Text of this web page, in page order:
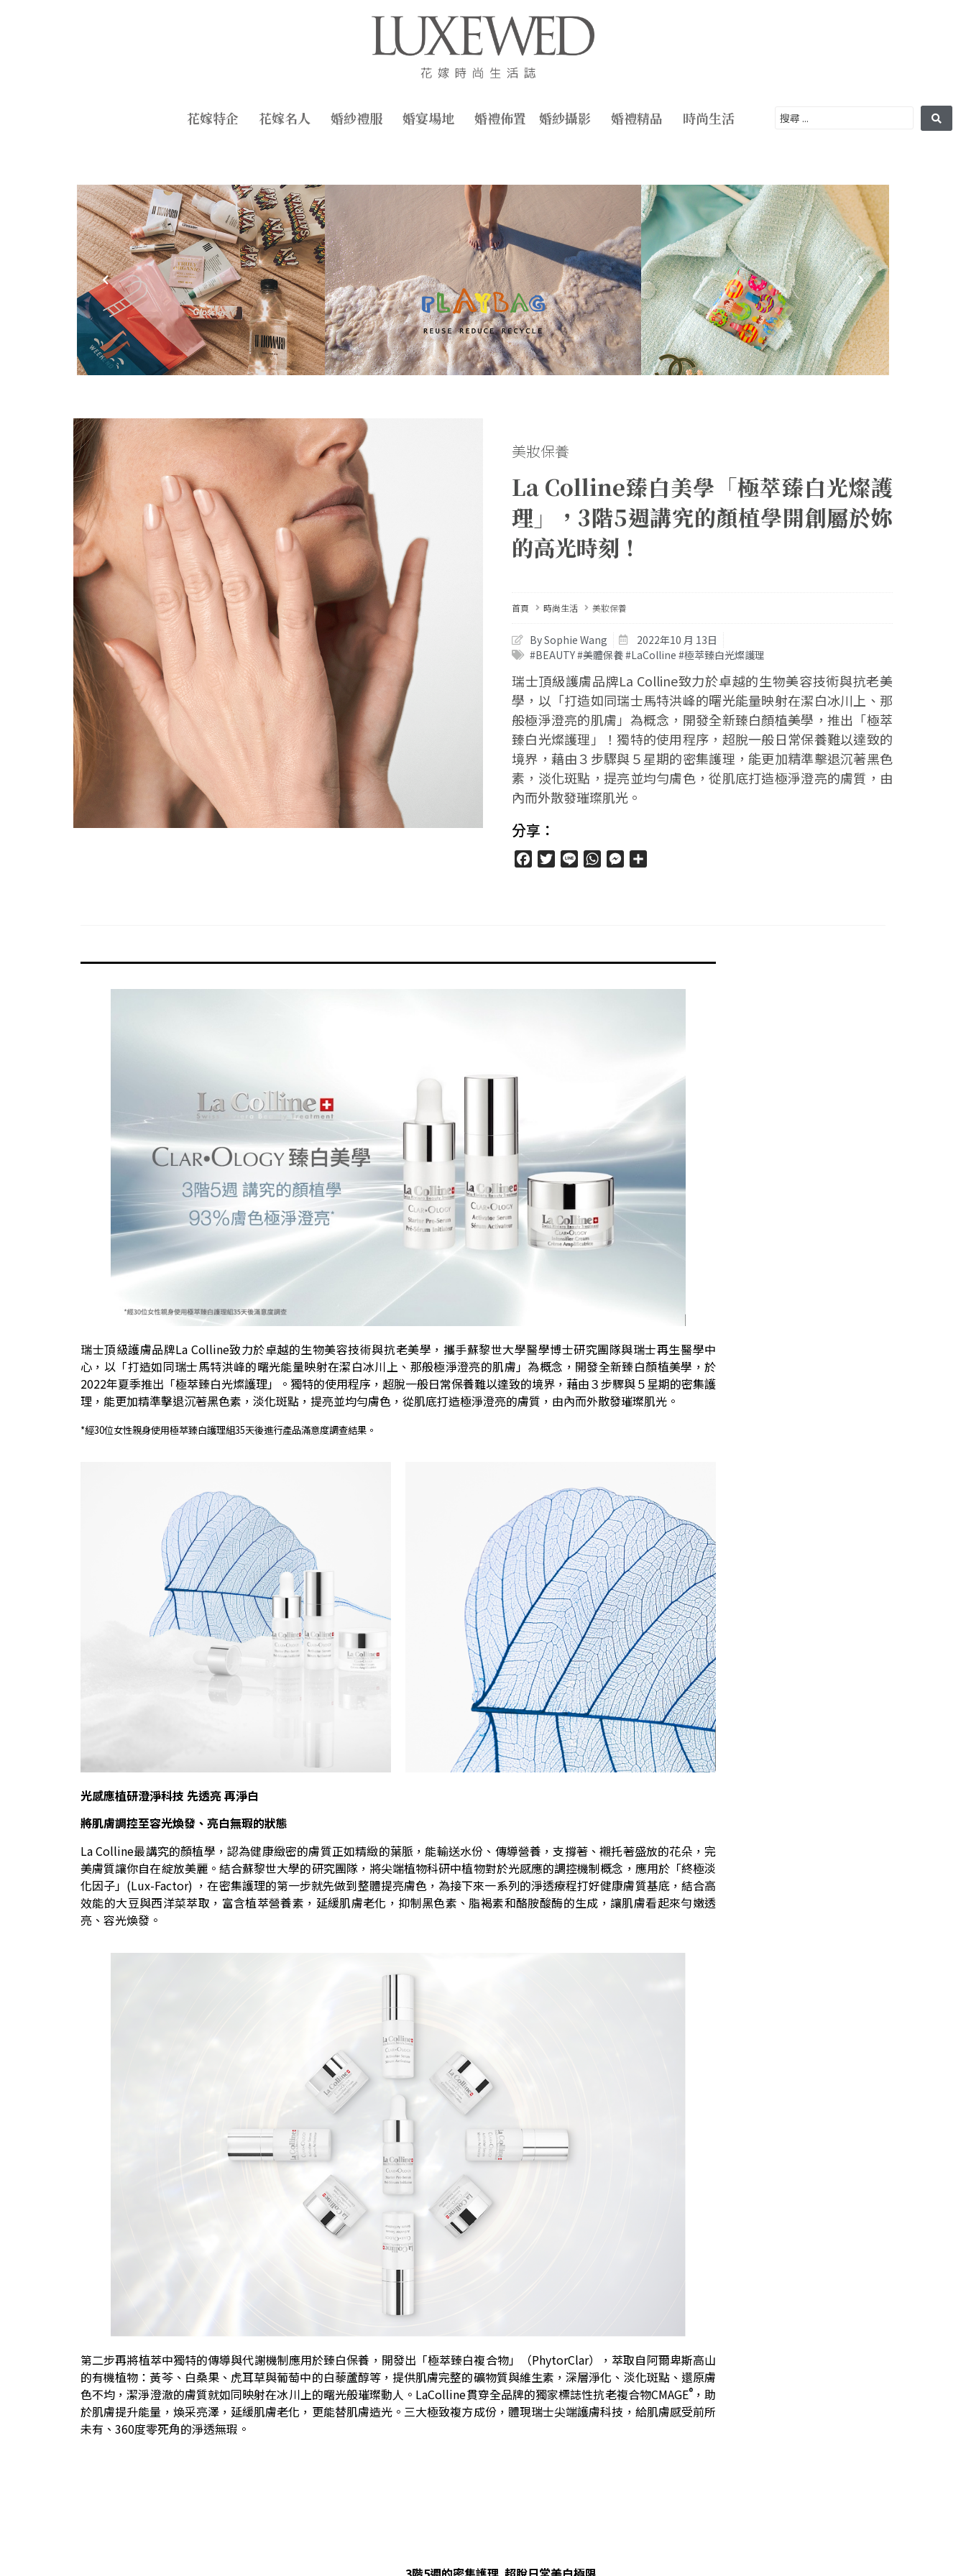
花嫁特企 花嫁名人 婚紗禮服 婚宴場地 婚禮佈置 婚紗攝影 婚禮精品 時尚生活
美妝保養
La Colline臻白美學「極萃臻白光燦護
理」，3階5週講究的顏植學開創屬於妳
的高光時刻！
首頁 時尚生活 美妝保養
By Sophie Wang
2022年10 月 13日
#BEAUTY #美體保養 #LaColline #極萃臻白光燦護理
瑞士頂級護膚品牌La Colline致力於卓越的生物美容技術與抗老美
學，以「打造如同瑞士馬特洪峰的曙光能量映射在潔白冰川上、那
般極淨澄亮的肌膚」為概念，開發全新臻白顏植美學，推出「極萃
臻白光燦護理」！獨特的使用程序，超脫一般日常保養難以達致的
境界，藉由３步驟與５星期的密集護理，能更加精準擊退沉著黑色
素，淡化斑點，提亮並均勻膚色，從肌底打造極淨澄亮的膚質，由
內而外散發璀璨肌光。
分享：
FacebookTwitter
Line WhatsAppMessenger
瑞士頂級護膚品牌La Colline致力於卓越的生物美容技術與抗老美學，攜手蘇黎世大學醫學博士研究團隊與瑞士再生醫學中
心，以「打造如同瑞士馬特洪峰的曙光能量映射在潔白冰川上、那般極淨澄亮的肌膚」為概念，開發全新臻白顏植美學，於
2022年夏季推出「極萃臻白光燦護理」。獨特的使用程序，超脫一般日常保養難以達致的境界，藉由３步驟與５星期的密集護
理，能更加精準擊退沉著黑色素，淡化斑點，提亮並均勻膚色，從肌底打造極淨澄亮的膚質，由內而外散發璀璨肌光。
*經30位女性親身使用極萃臻白護理組35天後進行產品滿意度調查結果。
光感應植研澄淨科技 先透亮再淨白
將肌膚調控至容光煥發、亮白無瑕的狀態
La Colline最講究的顏植學，認為健康緻密的膚質正如精緻的葉脈，能輸送水份、傳導營養，支撐著、襯托著盛放的花朵，完
美膚質讓你自在綻放美麗。結合蘇黎世大學的研究團隊，將尖端植物科研中植物對於光感應的調控機制概念，應用於「終極淡
化因子」(Lux-Factor) ，在密集護理的第一步就先做到整體提亮膚色，為接下來一系列的淨透療程打好健康膚質基底，結合高
效能的大豆與西洋菜萃取，富含植萃營養素，延緩肌膚老化，抑制黑色素、脂褐素和酪胺酸酶的生成，讓肌膚看起來勻嫩透
亮、容光煥發。
第二步再將植萃中獨特的傳導與代謝機制應用於臻白保養，開發出「極萃臻白複合物」（PhytorClar），萃取自阿爾卑斯高山
的有機植物：黃芩、白桑果、虎耳草與葡萄中的白藜蘆醇等，提供肌膚完整的礦物質與維生素，深層淨化、淡化斑點、還原膚
色不均，潔淨澄澈的膚質就如同映射在冰川上的曙光般璀璨動人。LaColline貫穿全品牌的獨家標誌性抗老複合物CMAGE®，助
於肌膚提升能量，煥采亮澤，延緩肌膚老化，更能替肌膚造光。三大極致複方成份，體現瑞士尖端護膚科技，給肌膚感受前所
未有、360度零死角的淨透無瑕。